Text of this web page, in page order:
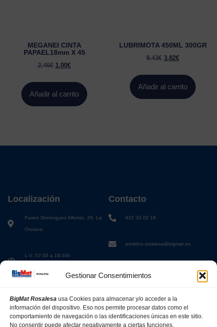
Gestionar Consentimientos
BigMat Rosalesa usa Cookies para almacenar y/o acceder a la
información del dispositivo. Eso nos permite procesar datos como el
comportamiento de navegación o las identificaciones únicas en este sitio.
No consentir puede afectar negativamente a ciertas funciones.
MEGANEI CINTA
PAPAEL18mm X 45
2.46€ 1.00€
Añadir al carrito
LUBRIMOTA 450ML 300GR
9.43€ 3.82€
Añadir al carrito
Localización
Paseo Domínguez Alfonso, 26. La
Orotava
L-V: 07:00 a 19:00h
Contacto
922 33 02 18
pedidos.rosalesa@bigmat.es